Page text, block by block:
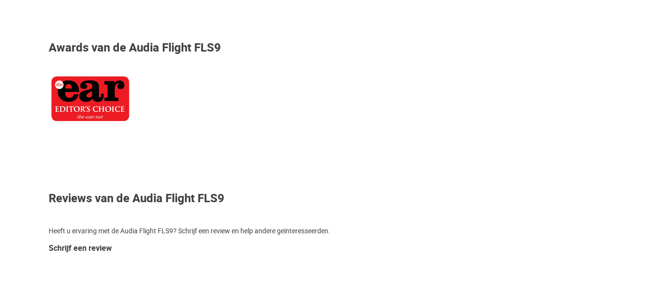
Awards van de Audia Flight FLS9
Reviews van de Audia Flight FLS9
Heeft u ervaring met de Audia Flight FLS9? Schrijf een review en help andere geïnteresseerden.
Schrijf een review